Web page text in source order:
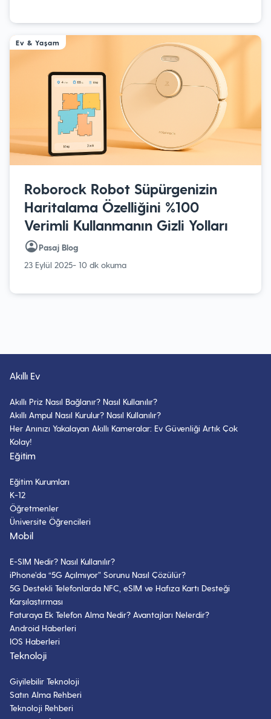
Ev & Yaşam
Roborock Robot Süpürgenizin
Haritalama Özelliğini %100
Verimli Kullanmanın Gizli Yolları
Pasaj Blog
23 Eylül 2025- 10 dk okuma
Akıllı Ev
Akıllı Priz Nasıl Bağlanır? Nasıl Kullanılır?
Akıllı Ampul Nasıl Kurulur? Nasıl Kullanılır?
Her Anınızı Yakalayan Akıllı Kameralar: Ev Güvenliği Artık Çok
Kolay!
Eğitim
Eğitim Kurumları
K-12
Öğretmenler
Üniversite Öğrencileri
Mobil
E-SIM Nedir? Nasıl Kullanılır?
iPhone’da “5G Açılmıyor” Sorunu Nasıl Çözülür?
5G Destekli Telefonlarda NFC, eSIM ve Hafıza Kartı Desteği
Karşılaştırması
Faturaya Ek Telefon Alma Nedir? Avantajları Nelerdir?
Android Haberleri
IOS Haberleri
Teknoloji
Giyilebilir Teknoloji
Satın Alma Rehberi
Teknoloji Rehberi